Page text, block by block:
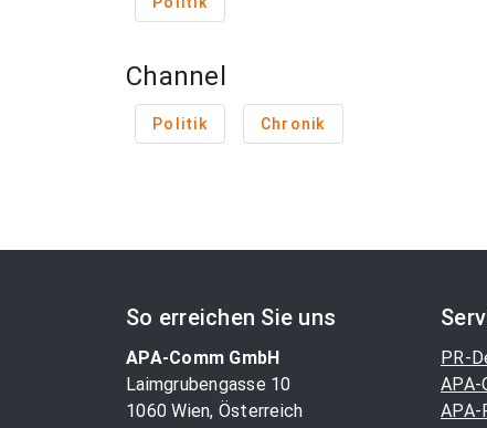
Channel
Politik Chronik
So erreichen Sie uns
APA-Comm GmbH
Laimgrubengasse 10
1060 Wien, Österreich
PR-
APA-